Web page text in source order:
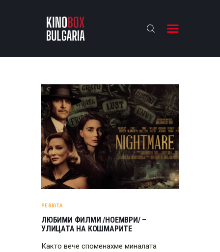
KINOBOX BULGARIA
АНАЛИЗИ
БАХТИ НАГРАДИТЕ
ИНТЕРВЮТА
ЗА НАС
РЕВЮТА
ЛЮБИМИ ФИЛМИ /НОЕМВРИ/ –
УЛИЦАТА НА КОШМАРИТЕ
Както вече споменахме миналата